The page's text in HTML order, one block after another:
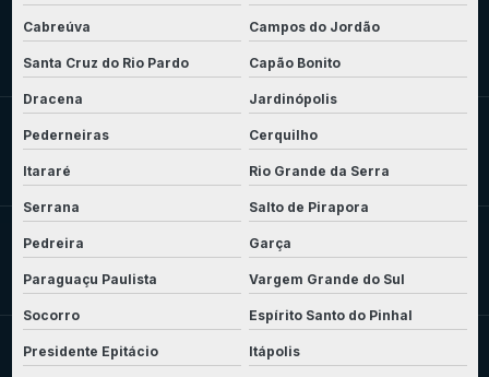
Cabreúva Campos do Jordão
Santa Cruz do Rio Pardo Capão Bonito
Dracena Jardinópolis
Pederneiras Cerquilho
Itararé Rio Grande da Serra
Serrana Salto de Pirapora
Pedreira Garça
Paraguaçu Paulista Vargem Grande do Sul
Socorro Espírito Santo do Pinhal
Presidente Epitácio Itápolis